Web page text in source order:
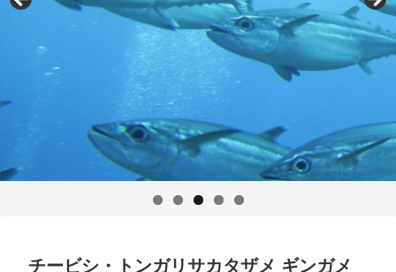
チービシ・トンガリサカタザメ ギンガメ